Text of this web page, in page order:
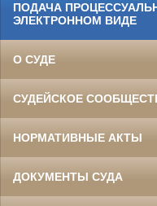
ПОДАЧА
ЭЛЕКТРОННОМ ВИДЕ
О СУДЕ
СУДЕЙСКОЕ
НОРМАТИВНЫЕ АКТЫ
ДОКУМЕНТЫ СУДА